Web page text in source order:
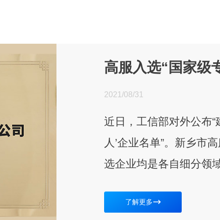
高服入选“国家级
2021/08/31
近日，工信部对外公布
人’企业名单”。新乡市
选企业均是各自细分领
了解更多